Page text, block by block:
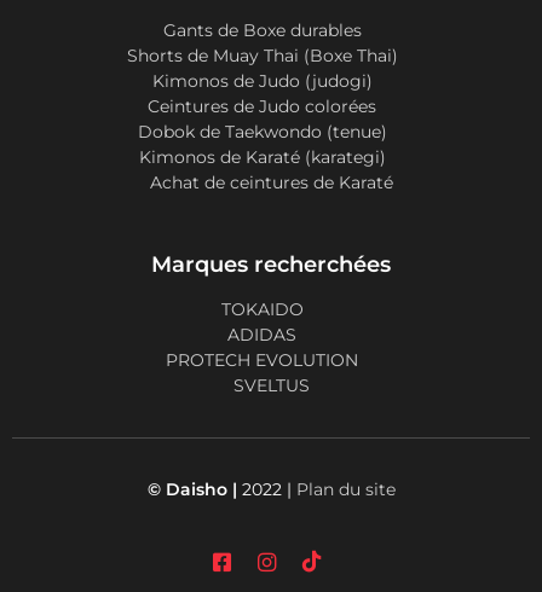
Gants de Boxe durables
Shorts de Muay Thai (Boxe Thai)
Kimonos de Judo (judogi)
Ceintures de Judo colorées
Dobok de Taekwondo (tenue)
Kimonos de Karaté (karategi)
Achat de ceintures de Karaté
Marques recherchées
TOKAIDO
ADIDAS
PROTECH EVOLUTION
SVELTUS
© Daisho | 2022 | Plan du site